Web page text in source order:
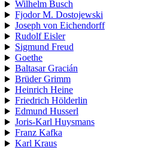
Wilhelm Busch
Fjodor M. Dostojewski
Joseph von Eichendorff
Rudolf Eisler
Sigmund Freud
Goethe
Baltasar Gracián
Brüder Grimm
Heinrich Heine
Friedrich Hölderlin
Edmund Husserl
Joris-Karl Huysmans
Franz Kafka
Karl Kraus